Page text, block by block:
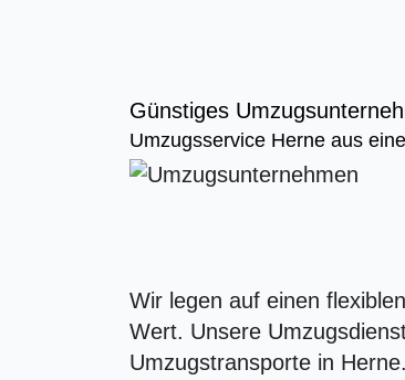
Günstiges
Umzugsservice Herne aus
Wir legen auf einen
Wert. Unsere
Umzugstransporte in